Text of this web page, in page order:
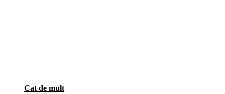
Cat de mult